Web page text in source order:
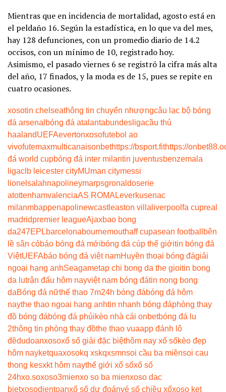
Mientras que en incidencia de mortalidad, agosto está en
el peldaño 16. Según la estadística, en lo que va del mes,
hay 128 defunciones, con un promedio diario de 14.2
occisos, con un mínimo de 10, registrado hoy.
Asimismo, el pasado viernes 6 se registró la cifra más alta
del año, 17 finados, y la moda es de 15, pues se repite en
cuatro ocasiones.
xosotin chelseathông tin chuyển nhượngcâu lạc bộ bóng
đá arsenal bóng đá atalantabundesligacầu thủ
haalandUEFAevertonxosofutebol ao
vivofutemaxmulticanaisonbethttps://bsport.fithttps://
đá world cupbóng đá inter milantin juventusbenzema la
ligaclb leicester cityMUman citymessi
lionel salahnapolineymarpsgronaldoserie
atottenhamvalenciaAS ROMA Leverkusenac
milanmbappenapolinewcastleaston villa liverpool fa cupreal
madridpremier leagueAjaxbao bong
da247EPLbarcelonabournemouthaff cupasean football
bên
lề sân cỏbáo bóng đá mớibóng đá cúp thế giớitin bóng đá
ViệtUEFAbáo bóng đá việt namHuyền thoại bóng đágiải
ngoại hạng anhSeagametap chi bong da the gioitin bong
da lutrận đấu hôm nayviệt nam bóng đátin nong bong
daBóng đá nữthể thao 7m24h bóng đábóng đá hôm
naythe thao ngoai hang anhtin nhanh bóng đáphòng thay
đồ bóng đábóng đá phủikèo nhà cái onbetbóng đá lu
2thông tin phòng thay đồthe thao vuaapp đánh lô
đềdudoanxosoxổ số giải đặc biệthôm nay xổ sốkèo đẹp
hôm nayketquaxosokq xskqxsmnsoi cầu ba miềnsoi cau
thong kesxkt hôm naythế giới xổ sốxổ số
24hxo.soxoso3mienxo so ba mienxoso dac
bietxosodientoanxổ số dự đoánvé số chiều xổxoso ket